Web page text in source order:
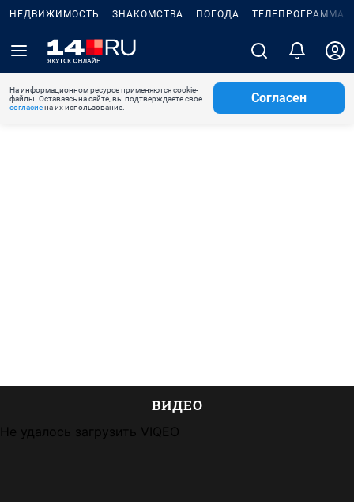
НЕДВИЖИМОСТЬ ЗНАКОМСТВА ПОГОДА ТЕЛЕПРОГРАММА
На информационном ресурсе применяются cookie-
файлы. Оставаясь на сайте, вы подтверждаете свое
согласиена их использование.
Согласен
ВИДЕО
Не удалось загрузить VIQEO